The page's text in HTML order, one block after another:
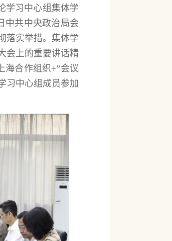
学习中心组集体学
中共中央政治局会
落实举措。集体学
会上的重要讲话精
海合作组织+”会议
习中心组成员参加